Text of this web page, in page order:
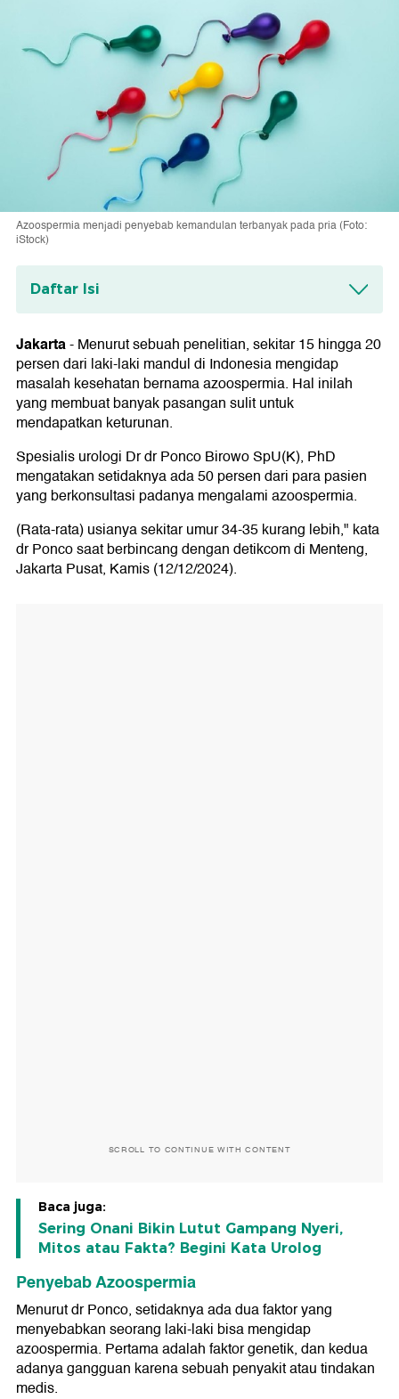
Azoospermia menjadi penyebab kemandulan terbanyak pada pria (Foto:
iStock)
Daftar Isi
Penyebab Azoospermia
Jakarta-Menurut sebuah penelitian, sekitar 15 hingga 20
persen dari laki-laki mandul di Indonesia mengidap
masalah kesehatan bernama azoospermia. Hal inilah
yang membuat banyak pasangan sulit untuk
mendapatkan keturunan.
Spesialis urologi Dr dr Ponco Birowo SpU(K), PhD
mengatakan setidaknya ada 50 persen dari para pasien
yang berkonsultasi padanya mengalami azoospermia.
(Rata-rata) usianya sekitar umur 34-35 kurang lebih," kata
dr Ponco saat berbincang dengan detikcom di Menteng,
Jakarta Pusat, Kamis (12/12/2024).
SCROLL TO CONTINUE WITH CONTENT
Baca juga:
Sering Onani Bikin Lutut Gampang Nyeri,
Mitos atau Fakta? Begini Kata Urolog
Penyebab Azoospermia
Menurut dr Ponco, setidaknya ada dua faktor yang
menyebabkan seorang laki-laki bisa mengidap
azoospermia. Pertama adalah faktor genetik, dan kedua
adanya gangguan karena sebuah penyakit atau tindakan
medis.